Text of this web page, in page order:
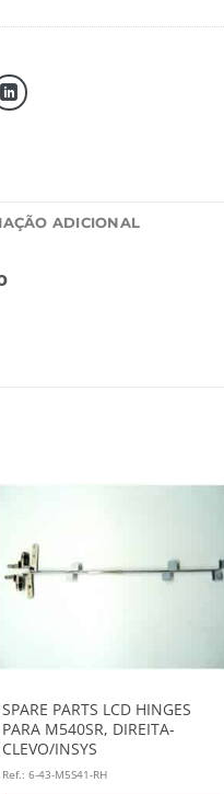
ADICIONAL
SPARE PARTS LCD HINGES
PARA M540SR, DIREITA-
CLEVO/INSYS
Ref.: 6-43-M5S41-RH